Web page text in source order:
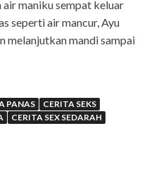
maniku sempat keluar
seperti air mancur, Ayu
melanjutkan mandi sampai
PANAS
CERITA SEKS
CERITA SEX SEDARAH